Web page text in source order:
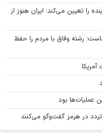
تعیین می‌کند؛ ایران هنوز از
رشته وفاق با مردم را حفظ
عملیات‌ها بود